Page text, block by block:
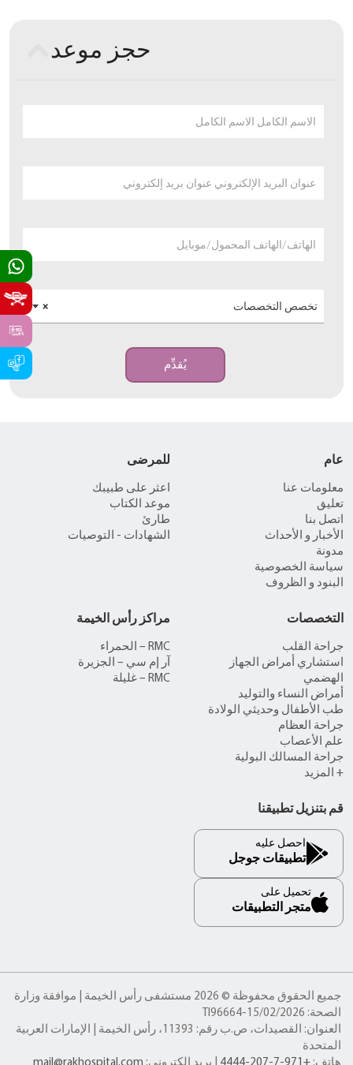
حجز موعد
الاسم الكامل الاسم الكامل
عنوان البريد الإلكتروني عنوان بريد إلكتروني
الهاتف/الهاتف المحمول/موبايل
× تخصص التخصصات
يُقدِّم
عام
معلومات عنا
تعليق
اتصل بنا
الأخبار و الأحداث
مدونة
سياسة الخصوصية
البنود و الظروف
للمرضى
اعثر على طبيبك
موعد الكتاب
طارئ
الشهادات - التوصيات
التخصصات
جراحة القلب
استشاري أمراض الجهاز
الهضمي
أمراض النساء والتوليد
طب الأطفال وحديثي الولادة
جراحة العظام
علم الأعصاب
جراحة المسالك البولية
+ المزيد
مراكز رأس الخيمة
RMC – الحمراء
آر إم سي – الجزيرة
RMC – غليلة
قم بتنزيل تطبيقنا
احصل عليه
تطبيقات جوجل
تحميل على
متجر التطبيقات
جميع الحقوق محفوظة © 2026 مستشفى رأس الخيمة | موافقة وزارة
الصحة: TI96664-15/02/2026
العنوان: القصيدات، ص.ب رقم: 11393، رأس الخيمة | الإمارات العربية
المتحدة